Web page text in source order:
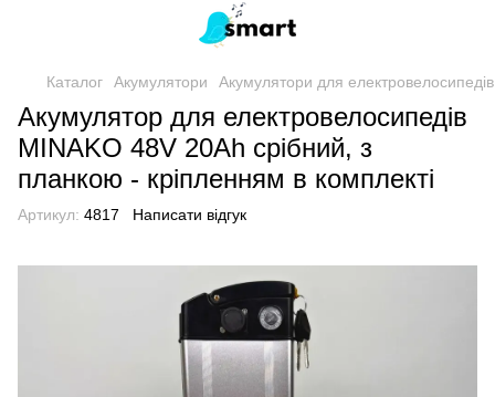
Каталог Акумулятори Акумулятори для електровелосипедів
Акумулятор для електровелосипедів
MINAKO 48V 20Ah срібний, з
планкою - кріпленням в комплекті
Артикул: 4817 Написати відгук